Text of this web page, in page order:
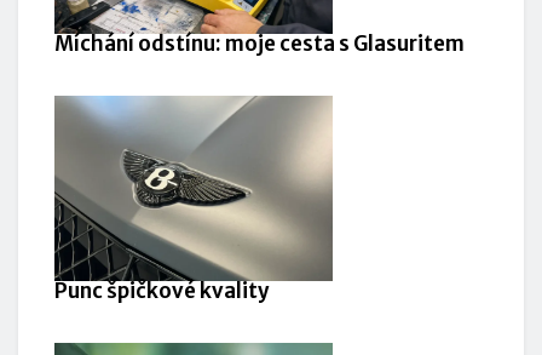
Míchání odstínu: moje cesta s Glasuritem
Punc špičkové kvality